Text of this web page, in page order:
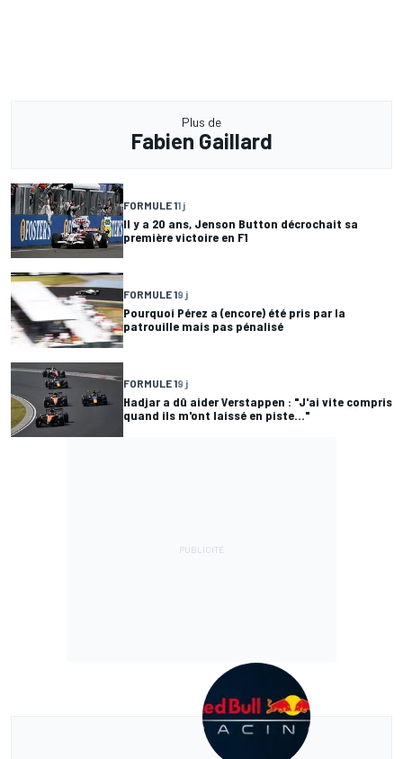
Plus de
Fabien Gaillard
FORMULE 11 j
Il y a 20 ans, Jenson Button décrochait sa
première victoire en F1
FORMULE 19 j
Pourquoi Pérez a (encore) été pris par la
patrouille mais pas pénalisé
FORMULE 19 j
Hadjar a dû aider Verstappen : "J'ai vite compris
quand ils m'ont laissé en piste..."